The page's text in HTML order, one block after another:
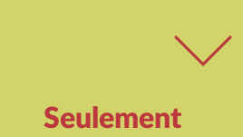
Seulement